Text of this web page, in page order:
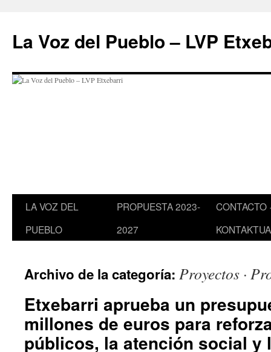
contenido
La Voz del Pueblo – LVP
LA VOZ DEL
PUEBLO
PROPUESTA 2023-
2027
CONTACTO ·
KONTAKTUA
Archivo de la categoría: Proyectos ·
Etxebarri aprueba un
millones de euros para
públicos, la atención social y